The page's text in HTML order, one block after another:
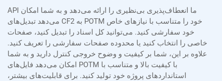
API ما انعطاف‌پذیری بی‌نظیری را ارائه می‌دهد و به شما امکان
می‌دهد تبدیل‌های CF2 به POTM خود را متناسب با نیازهای خاص
خود سفارشی کنید. می‌توانید کل اسناد را تبدیل کنید، صفحات
خاصی را انتخاب کنید یا محدوده صفحات سفارشی را تعریف کنید.
علاوه بر این، شما بر کیفیت و وضوح خروجی کنترل دارید و به شما
امکان می‌دهد فایل‌های POTM با کیفیت بالا و متناسب با
استانداردهای پروژه خود تولید کنید. برای قابلیت‌های بیشتر،